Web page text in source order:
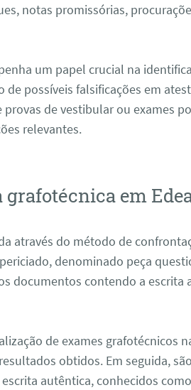
notas promissórias,
um papel crucial na
de possíveis falsificações em
de vestibular ou exames
relevantes.
grafotécnica em
através do método de
denominado peça
documentos contendo a escrita
de exames grafotécnicos
obtidos. Em seguida,
autêntica, conhecidos